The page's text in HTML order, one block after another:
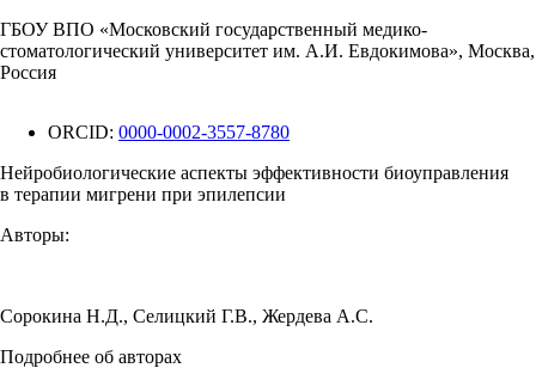
ГБОУ ВПО «Московский государственный медико-
стоматологический университет им. А.И. Евдокимова», Москва,
Россия
ORCID: 0000-0002-3557-8780
Нейробиологические аспекты эффективности биоуправления
в терапии мигрени при эпилепсии
Авторы:
Сорокина Н.Д., Селицкий Г.В., Жердева А.С.
Подробнее об авторах